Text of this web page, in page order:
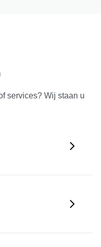
services? Wij staan u